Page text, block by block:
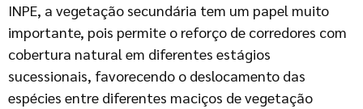
INPE, a vegetação secundária tem um papel muito
importante, pois permite o reforço de corredores com
cobertura natural em diferentes estágios
sucessionais, favorecendo o deslocamento das
espécies entre diferentes maciços de vegetação